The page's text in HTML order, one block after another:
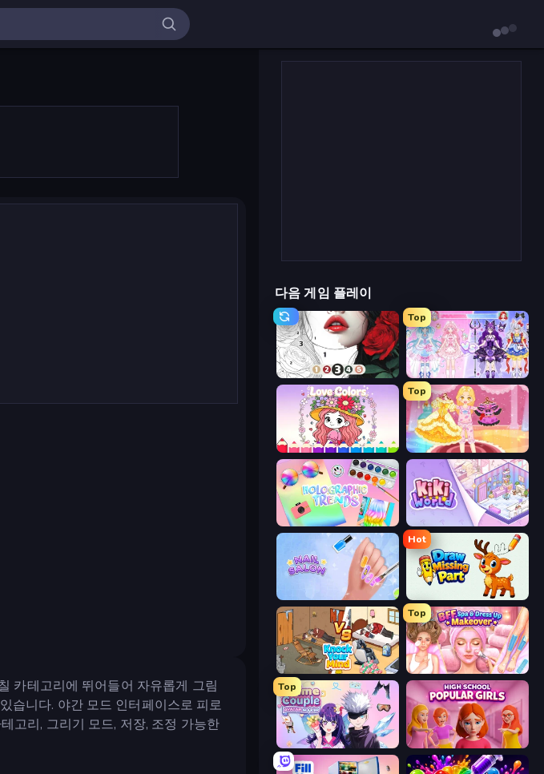
카테고리에 뛰어들어 자유롭게 그림
습니다. 야간 모드 인터페이스로 피로
고리, 그리기 모드, 저장, 조정 가능한
다음 게임 플레이
Numicolor
Top
Idol Livestream: Fashion Game
Love Colors
Top
Royal Glow Princess Makeover
Holographic Trends KiKi World
Nail Salon
Hot
Draw Missing Part | DOP Puzzle
Knock Your Mind
Top
BFF Makeover - Spa & Dress Up
Top
Anime Couple: Avatar Maker